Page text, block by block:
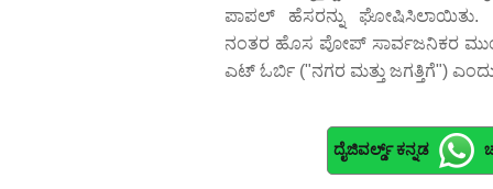
ಪಾಪಲ್ ಹೆಸರನ್ನು ಘೋಷಿಸಿಲಾಯಿತು.
ನಂತರ ಹೊಸ ಪೋಪ್ ಸಾರ್ವಜನಿಕರ
ಎಟ್ ಓರ್ಬಿ ("ನಗರ ಮತ್ತು ಜಗತ್ತಿಗೆ")
ದೈಜಿವರ್ಲ್ಡ್ ಕನ್ನಡ